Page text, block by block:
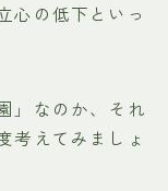
心の低下といっ
」なのか、それ
考えてみましょ